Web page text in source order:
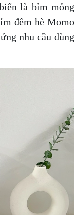
là bỉm mỏng
đêm hè Momo
nhu cầu dùng